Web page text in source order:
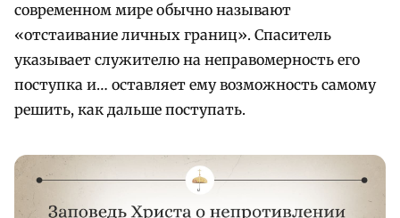
современном мире обычно называют
«отстаивание личных границ». Спаситель
указывает служителю на неправомерность его
поступка и… оставляет ему возможность самому
решить, как дальше поступать.